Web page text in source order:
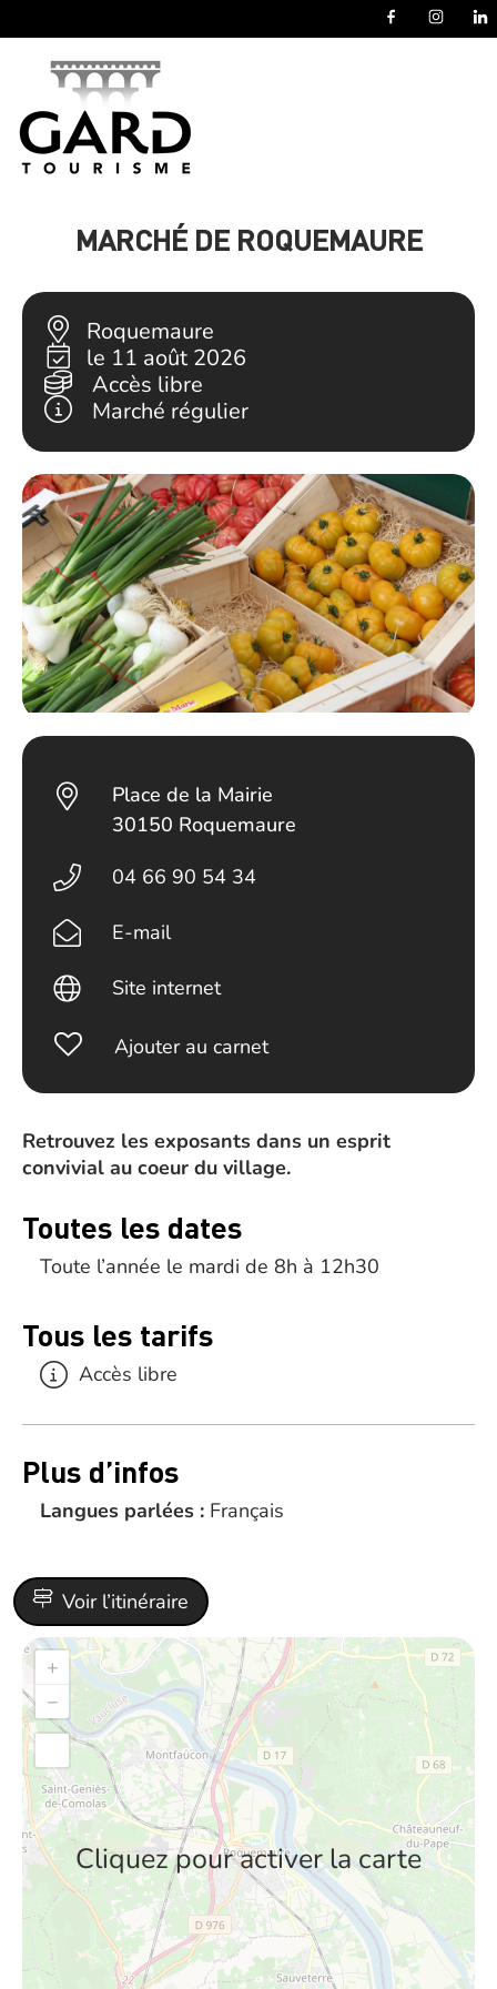
MARCHÉ DE ROQUEMAURE
Roquemaure
le 11 août 2026
Accès libre
Marché régulier
Retrouvez les exposants dans un esprit
convivial au coeur du village.
Toutes les dates
Toute l’année le mardi de 8h à 12h30
Tous les tarifs
Accès libre
Plus d’infos
Langues parlées : Français
Voir l’itinéraire
Cliquez pour activer la carte
+
−
Place de la Mairie
30150 Roquemaure
04 66 90 54 34
E-mail
Site internet
Ajouter au carnet